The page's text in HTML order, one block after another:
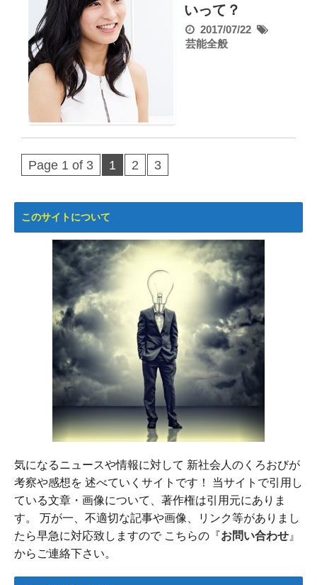
いって？
2017/07/22
芸能全般
Page 1 of 3 1 2 3
このサイトについて
気になるニュースや情報に対して 新社会人のくろおびが
考察や感想を 述べていくサイトです！ 当サイトで引用し
ている文章・画像について、著作権は引用元にありま
す。 万が一、不適切な記事や画像、リンク等がありまし
たら早急に対応致しますので こちらの『お問い合わせ』
からご連絡下さい。